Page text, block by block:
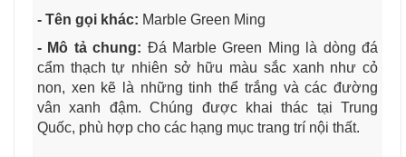
- Tên gọi khác: Marble Green Ming
- Mô tả chung: Đá Marble Green Ming là dòng đá
cẩm thạch tự nhiên sở hữu màu sắc xanh như cỏ
non, xen kẽ là những tinh thể trắng và các đường
vân xanh đậm. Chúng được khai thác tại Trung
Quốc, phù hợp cho các hạng mục trang trí nội thất.